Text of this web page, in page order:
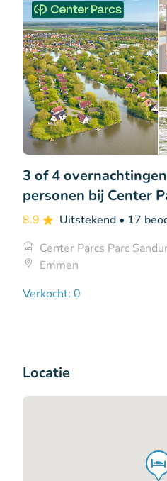
3 of 4
personen bij Center
8.9 Uitstekend • 17
Center Parcs Parc
Emmen
Verkocht: 0
Locatie